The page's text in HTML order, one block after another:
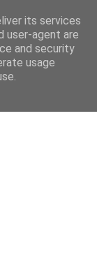
its services
user-agent are
and security
usage